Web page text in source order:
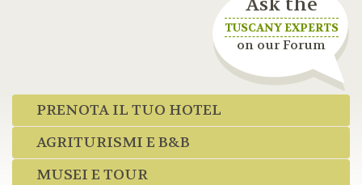
TUSCANY EXPERTS
on our Forum
PRENOTA IL TUO HOTEL
AGRITURISMI E B&B
MUSEI E TOUR